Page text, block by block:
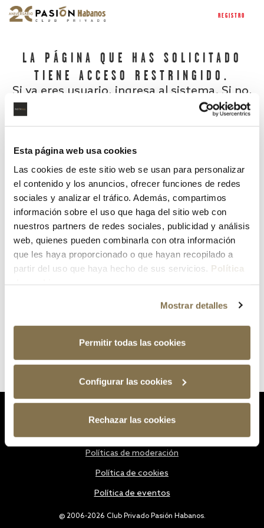
Esta página web usa cookies
Las cookies de este sitio web se usan para personalizar
el contenido y los anuncios, ofrecer funciones de redes
sociales y analizar el tráfico. Además, compartimos
información sobre el uso que haga del sitio web con
nuestros partners de redes sociales, publicidad y análisis
web, quienes pueden combinarla con otra información
que les haya proporcionado o que hayan recopilado a
partir del uso que haya hecho de sus servicios. Política
Mostrar detalles
Permitir todas las cookies
Configurar las cookies
Rechazar las cookies
REGISTRO
LA PÁGINA QUE HAS SOLICITADO
TIENE ACCESO RESTRINGIDO.
Si ya eres usuario, ingresa al sistema. Si no,
¿Has olvidado tu contraseña?
@ 2006-2026 Club Privado Pasión Habanos.
Políticas de moderación
Política de cookies
Política de eventos